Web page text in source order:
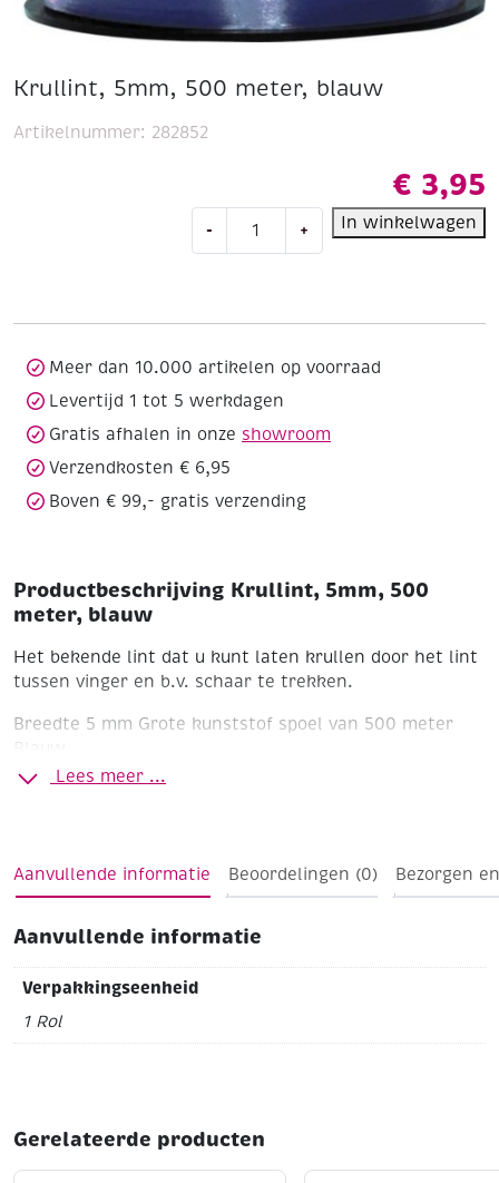
Krullint, 5mm, 500 meter, blauw
€ 3,95
- + In winkelwagen
Artikelnummer: 282852
Meer dan 10.000 artikelen op voorraad
Levertijd 1 tot 5 werkdagen
Gratis afhalen in onze showroom
Verzendkosten € 6,95
Boven € 99,- gratis verzending
Productbeschrijving Krullint, 5mm, 500
meter, blauw
Het bekende lint dat u kunt laten krullen door het lint
tussen vinger en b.v. schaar te trekken.
Breedte 5 mm Grote kunststof spoel van 500 meter
Blauw
Lees meer ...
Aanvullende informatie Beoordelingen (0) Bezorgen
Aanvullende informatie
Verpakkingseenheid
1 Rol
Gerelateerde producten